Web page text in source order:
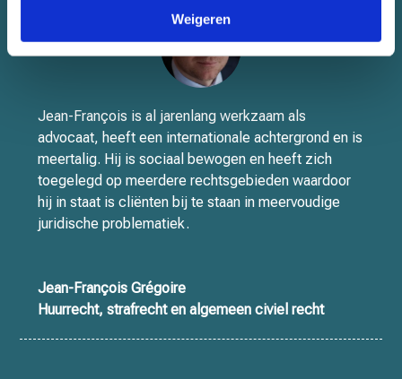
Weigeren
Jean-François is al jarenlang werkzaam als
advocaat, heeft een internationale achtergrond en is
meertalig. Hij is sociaal bewogen en heeft zich
toegelegd op meerdere rechtsgebieden waardoor
hij in staat is cliënten bij te staan in meervoudige
juridische problematiek.
Jean-François Grégoire
Huurrecht, strafrecht en algemeen civiel recht